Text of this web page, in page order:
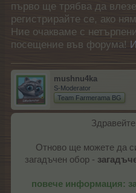
първо ще трябва да
регистрирайте се, ако
Ние очакваме с
посещение във форума!
mushnu4ka
S-Moderator
Team Farmerama BG
Отново ще можете да
загадъчен обор -
повече информация: